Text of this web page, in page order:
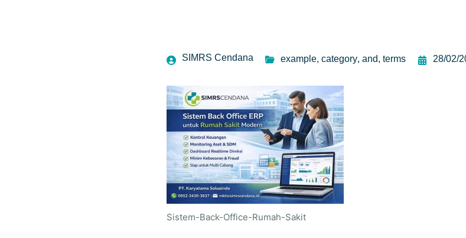
SIMRS Cendana example, category, and, terms 28/02/
Sistem-Back-Office-Rumah-Sakit